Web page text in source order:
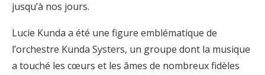
jusqu’à nos jours.
Lucie Kunda a été une figure emblématique de
l’orchestre Kunda Systers, un groupe dont la musique
a touché les cœurs et les âmes de nombreux fidèles